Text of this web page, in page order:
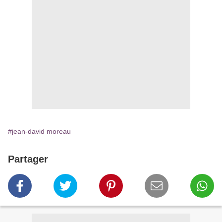
#jean-david moreau
Partager